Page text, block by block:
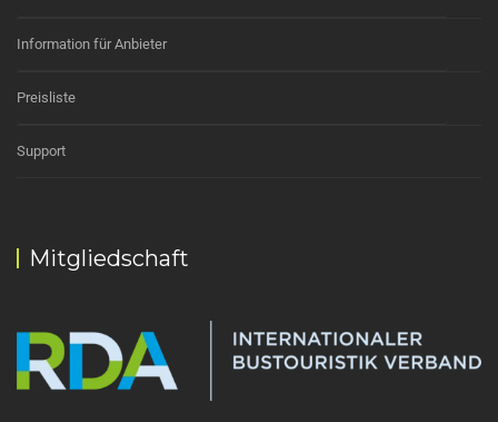
Information für Anbieter
Preisliste
Support
Mitgliedschaft